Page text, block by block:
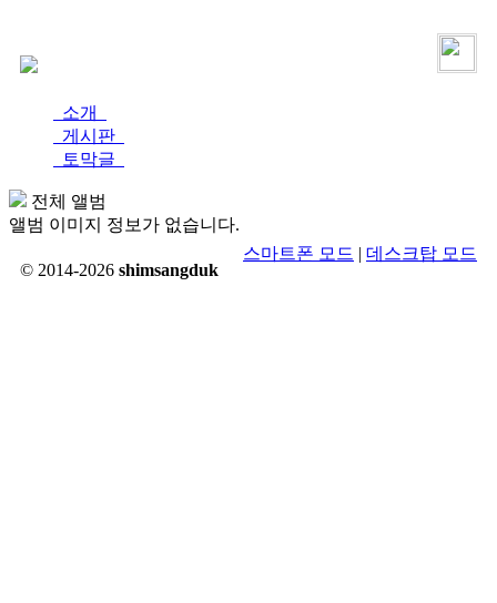
소개
게시판
토막글
전체 앨범
앨범 이미지 정보가 없습니다.
© 2014-2026 shimsangduk
스마트폰 모드 | 데스크탑 모드